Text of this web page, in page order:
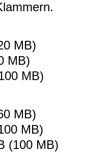
MB)
MB)
MB)
MB)
MB)
(100 MB)